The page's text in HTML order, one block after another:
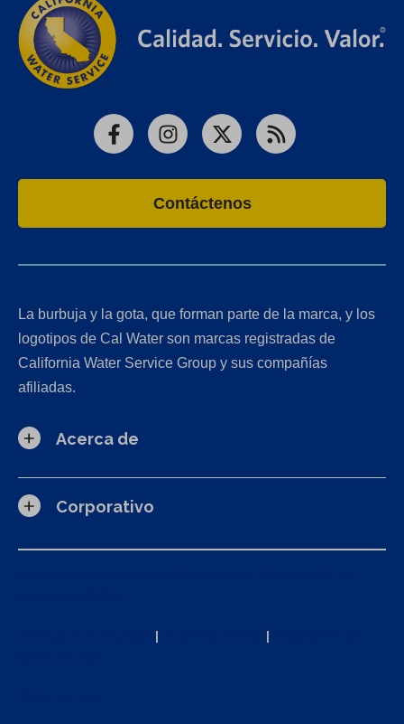
FacebookInstagram
X RSS
Contáctenos
La burbuja y la gota, que forman parte de la marca, y los
logotipos de Cal Water son marcas registradas de
California Water Service Group y sus compañías
afiliadas.
Acerca de
Corporativo
| |